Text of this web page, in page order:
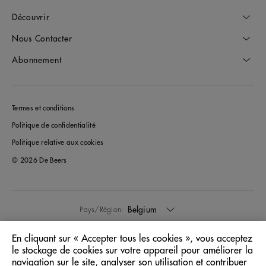
Découvrir
Nous Contacter
Abonnement
Termes et conditions
Politique de confidentialité
Politique relative aux cookies
© 2026 De Beers
Pays/Région: Belgium
Langue: Français
En cliquant sur « Accepter tous les cookies », vous acceptez
le stockage de cookies sur votre appareil pour améliorer la
navigation sur le site, analyser son utilisation et contribuer